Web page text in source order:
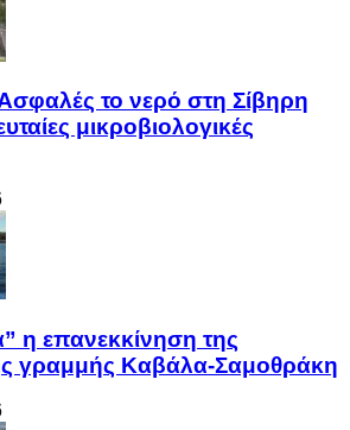
το νερό στη Σίβηρη
μικροβιολογικές
η επανεκκίνηση της
γραμμής Καβάλα-Σαμοθράκη